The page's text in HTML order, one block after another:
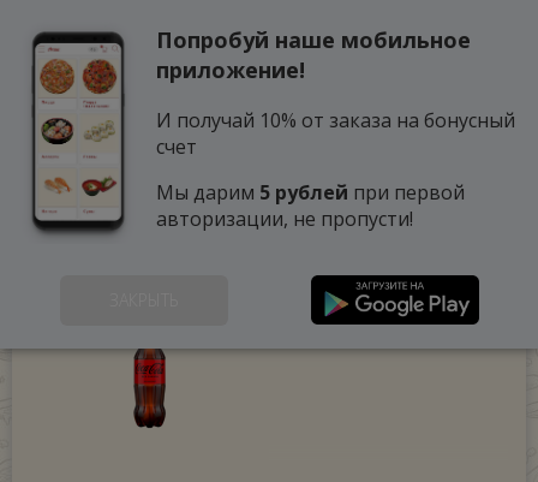
КОКА-КОЛА БЕЗ САХАРА(1000 г.)
Попробуй наше мобильное
приложение!
И получай 10% от заказа на бонусный
счет
Мы дарим 5 рублей при первой
авторизации, не пропусти!